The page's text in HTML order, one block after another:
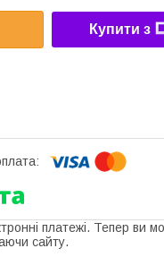
Купити з
платежі. Тепер ви
сайту.